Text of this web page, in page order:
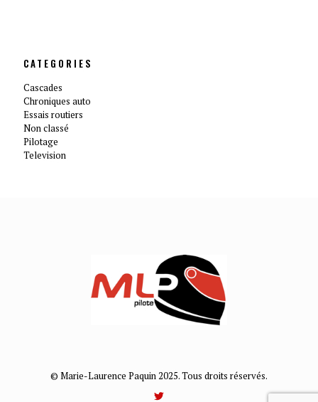
CATEGORIES
Cascades
Chroniques auto
Essais routiers
Non classé
Pilotage
Television
© Marie-Laurence Paquin 2025. Tous droits réservés.